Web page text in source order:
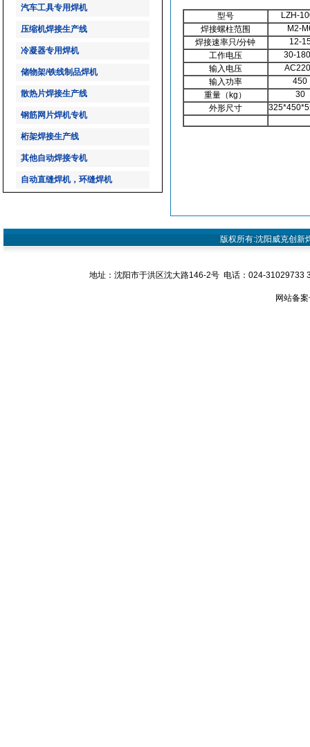
汽车工具专用焊机
压缩机焊接生产线
冷凝器专用焊机
储物架/铁线制品焊机
散热片焊接生产线
钢筋网片焊机专机
桁架焊接生产线
其他自动焊接专机
自动直缝焊机，环缝焊机
型号
LZH-
焊接螺柱范围
M2-
焊接速率只/分钟
12-
工作电压
30-
输入电压
输入功率
450
重量（kg）
30
外形尺寸
版权所有:沈阳威克创
地址：沈阳市于洪区沈大路146-2号 电话：024-
网站备